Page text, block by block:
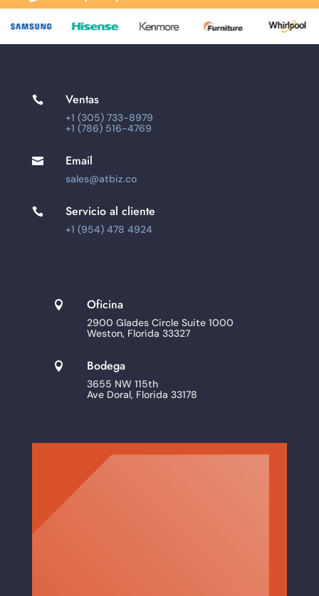
 Ventas
+1 (305) 733-8979
+1 (786) 516-4769
 Email
sales@atbiz.co
 Servicio al cliente
+1 (954) 478 4924
 Oficina
2900 Glades Circle Suite 1000
Weston, Florida 33327
 Bodega
3655 NW 115th
Ave Doral, Florida 33178